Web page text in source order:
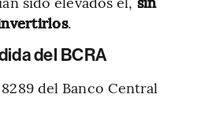
.
del BCRA
del Banco Central